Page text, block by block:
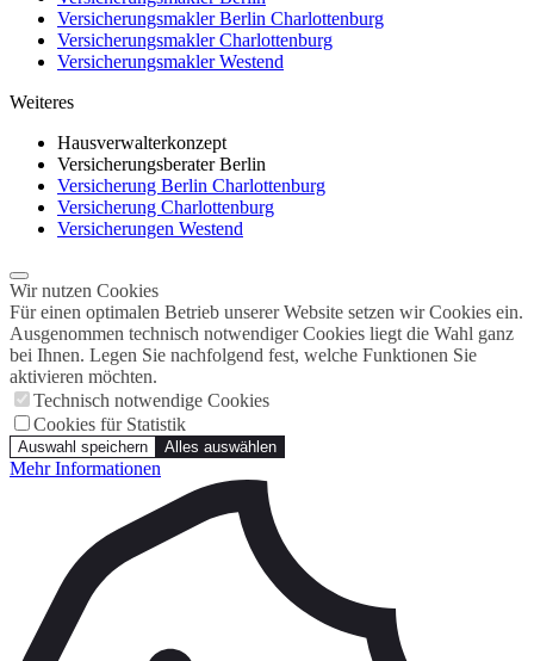
Versicherungsmakler Berlin Charlottenburg
Versicherungsmakler Charlottenburg
Versicherungsmakler Westend
Weiteres
Hausverwalterkonzept
Versicherungsberater Berlin
Versicherung Berlin Charlottenburg
Versicherung Charlottenburg
Versicherungen Westend
Wir nutzen Cookies
Für einen optimalen Betrieb unserer Website setzen wir Cookies ein.
Ausgenommen technisch notwendiger Cookies liegt die Wahl ganz
bei Ihnen. Legen Sie nachfolgend fest, welche Funktionen Sie
aktivieren möchten.
Technisch notwendige Cookies
Cookies für Statistik
Auswahl speichern Alles auswählen
Mehr Informationen